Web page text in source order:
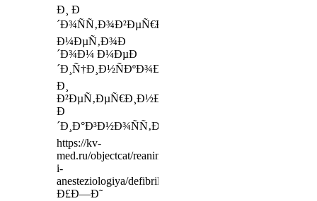
Ð¸ Ð
´Ð¾ÑÑ‚Ð¾Ð²ÐµÑ€Ð½Ñ‹Ð¼
Ð¼ÐµÑ‚Ð¾Ð
´Ð¾Ð¼ Ð¼ÐµÐ
´Ð¸Ñ†Ð¸Ð½ÑÐºÐ¾Ð¹
Ð¸
Ð²ÐµÑ‚ÐµÑ€Ð¸Ð½Ð°Ñ€Ð½Ð¾Ð¹
Ð
´Ð¸Ð°Ð³Ð½Ð¾ÑÑ‚Ð¸ÐºÐ¸
https://kv-
med.ru/objectcat/reanimaciya-
i-
anesteziologiya/defibrillyatory/
Ð£Ð—Ð˜